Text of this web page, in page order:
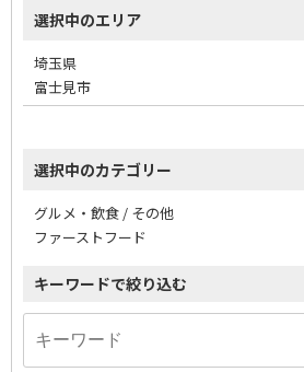
選択中のエリア
埼玉県
富士見市
選択中のカテゴリー
グルメ・飲食 / その他
ファーストフード
キーワードで絞り込む